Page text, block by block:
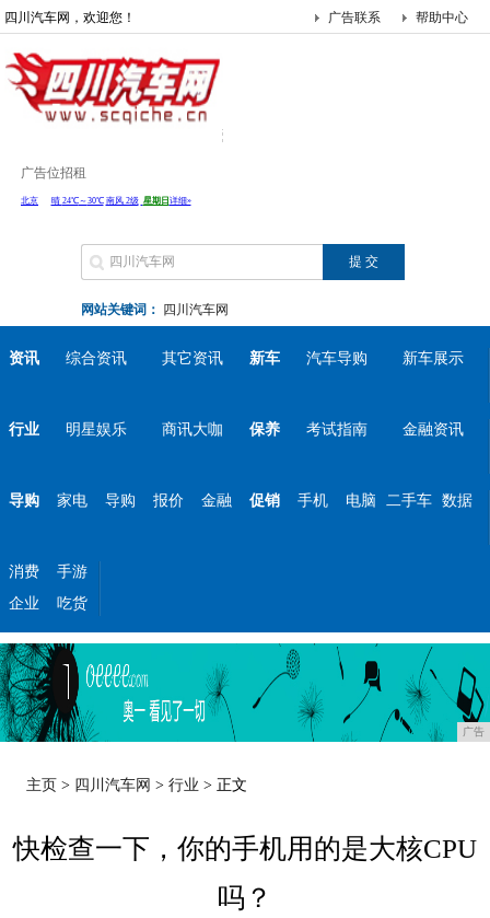
四川汽车网，欢迎您！ 帮助中心
广告联系
广告位招租
网站关键词： 四川汽车网
资讯 综合资讯 其它资讯 新车 汽车导购 新车展示
行业 明星娱乐 商讯大咖 保养 考试指南 金融资讯
导购 家电 导购 报价 金融 促销 手机 电脑 二手车 数据
消费
手游
企业
吃货
广告
主页 > 四川汽车网 >行业 > 正文
快检查一下，你的手机用的是大核CPU
吗？